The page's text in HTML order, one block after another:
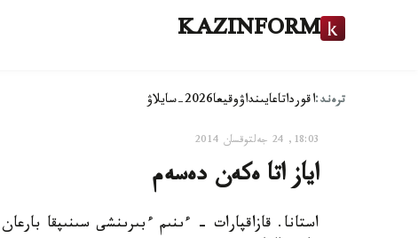
KAZINFORM
ترەند:اقورداتاعايىنداۋوقيعا2026-سايلاۋ
18:03, 24 جەلتوقسان 2014
اياز اتا ەكەن دەسەم
استانا. قازاقپارات - ءىنىم ءبىرىنشى سىنىپقا